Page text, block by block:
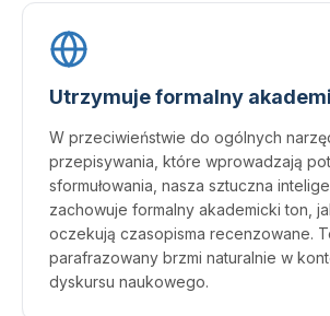
Utrzymuje formalny
W przeciwieństwie do ogólnych
przepisywania, które wprowadzają
sformułowania, nasza sztuczna
zachowuje formalny akademicki ton,
oczekują czasopisma recenzowane.
parafrazowany brzmi naturalnie w
dyskursu naukowego.